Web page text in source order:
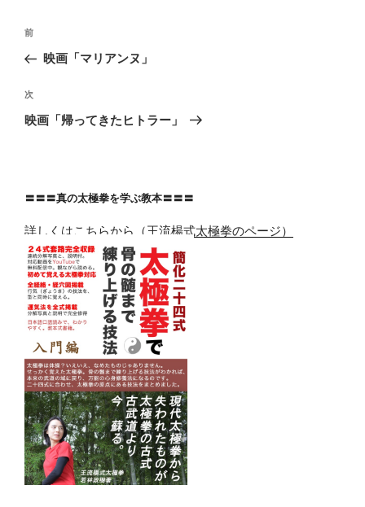
投
ナ
ビ
ゲ
ン
前
の
稿
前
映画「マリアンヌ」
次
の
次
映画「帰ってきたヒトラー」
〓〓〓真の太極拳を学ぶ教本〓〓〓
詳しくはこちらから（王流楊式太極拳のページ）